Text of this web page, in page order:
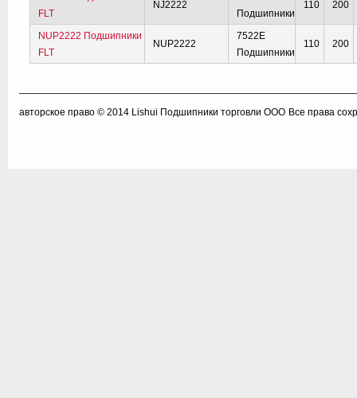
FLT
NJ2222
Подшипники
110 200
NUP2222 Подшипники
FLT
NUP2222
7522E
Подшипники
110 200
авторское право © 2014 Lishui Подшипники торговли ООО Все права